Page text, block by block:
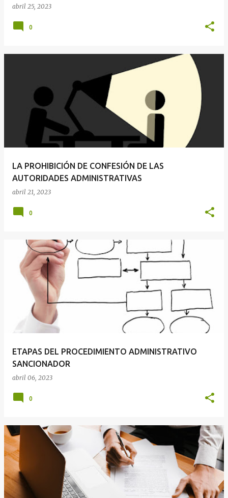
abril 25, 2023
0
LA PROHIBICIÓN DE CONFESIÓN DE LAS
AUTORIDADES ADMINISTRATIVAS
abril 21, 2023
0
ETAPAS DEL PROCEDIMIENTO ADMINISTRATIVO
SANCIONADOR
abril 06, 2023
0